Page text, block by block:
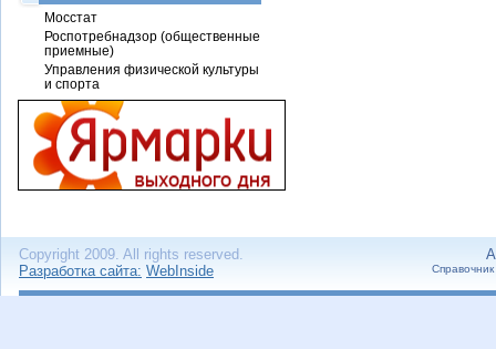
Мосстат
Роспотребнадзор (общественные
приемные)
Управления физической культуры
и спорта
Copyright 2009. All rights reserved.
Разработка сайта: WebInside